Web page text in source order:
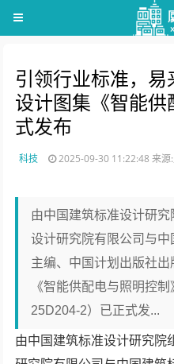
引领行业标准，
设计图集《智能供
式发布
科技 2025-09-30 11:22:48来源
由中国建筑标准设计研
设计研究院有限公司与
主编、中国计划出版社
《智能供配电与照明控
25D204-2）已正式发...
由中国建筑标准设计研究院